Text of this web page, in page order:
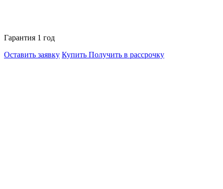
Гарантия 1 год
Оставить заявку Купить Получить в рассрочку